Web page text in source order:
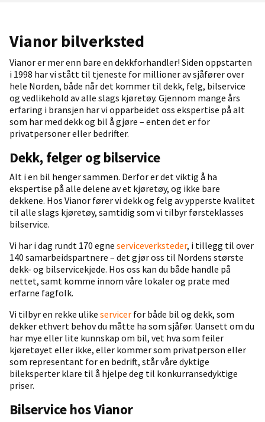
Vianor bilverksted
Vianor er mer enn bare en dekkforhandler! Siden oppstarten
i 1998 har vi stått til tjeneste for millioner av sjåfører over
hele Norden, både når det kommer til dekk, felg, bilservice
og vedlikehold av alle slags kjøretøy. Gjennom mange års
erfaring i bransjen har vi opparbeidet oss ekspertise på alt
som har med dekk og bil å gjøre – enten det er for
privatpersoner eller bedrifter.
Dekk, felger og bilservice
Alt i en bil henger sammen. Derfor er det viktig å ha
ekspertise på alle delene av et kjøretøy, og ikke bare
dekkene. Hos Vianor fører vi dekk og felg av ypperste kvalitet
til alle slags kjøretøy, samtidig som vi tilbyr førsteklasses
bilservice.
Vi har i dag rundt 170 egne serviceverksteder, i tillegg til over
140 samarbeidspartnere – det gjør oss til Nordens største
dekk- og bilservicekjede. Hos oss kan du både handle på
nettet, samt komme innom våre lokaler og prate med
erfarne fagfolk.
Vi tilbyr en rekke ulike servicer for både bil og dekk, som
dekker ethvert behov du måtte ha som sjåfør. Uansett om du
har mye eller lite kunnskap om bil, vet hva som feiler
kjøretøyet eller ikke, eller kommer som privatperson eller
som representant for en bedrift, står våre dyktige
bileksperter klare til å hjelpe deg til konkurransedyktige
priser.
Bilservice hos Vianor